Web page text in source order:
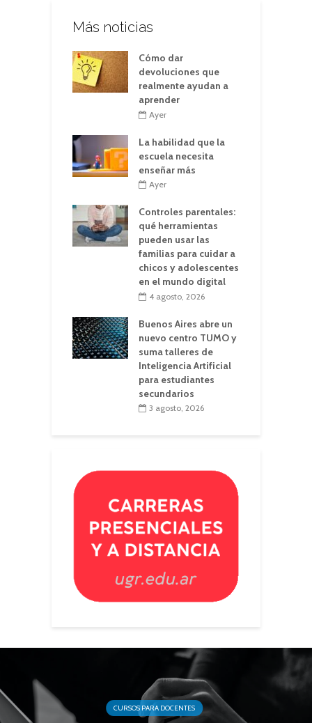
Más noticias
Cómo dar
devoluciones que
realmente ayudan a
aprender
Ayer
La habilidad que la
escuela necesita
enseñar más
Ayer
Controles parentales:
qué herramientas
pueden usar las
familias para cuidar a
chicos y adolescentes
en el mundo digital
4 agosto, 2026
Buenos Aires abre un
nuevo centro TUMO y
suma talleres de
Inteligencia Artificial
para estudiantes
secundarios
3 agosto, 2026
CURSOS PARA DOCENTES